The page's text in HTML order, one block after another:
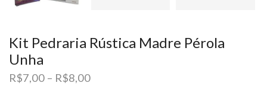
Kit Pedraria Rústica Madre Pérola
Unha
R$7,00 – R$8,00Faixa